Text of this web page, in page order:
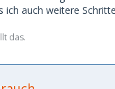
teilte sie mir mit,
habe. Sie wolle
mir zeigen,
Geld bei ihr
einzutauschen.
ich auch weitere
das.